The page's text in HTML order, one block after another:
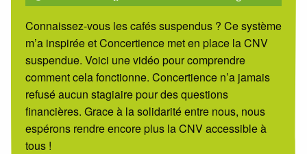
Connaissez-vous les cafés suspendus ? Ce système
m’a inspirée et Concertience met en place la CNV
suspendue. Voici une vidéo pour comprendre
comment cela fonctionne. Concertience n’a jamais
refusé aucun stagiaire pour des questions
financières. Grace à la solidarité entre nous, nous
espérons rendre encore plus la CNV accessible à
tous !